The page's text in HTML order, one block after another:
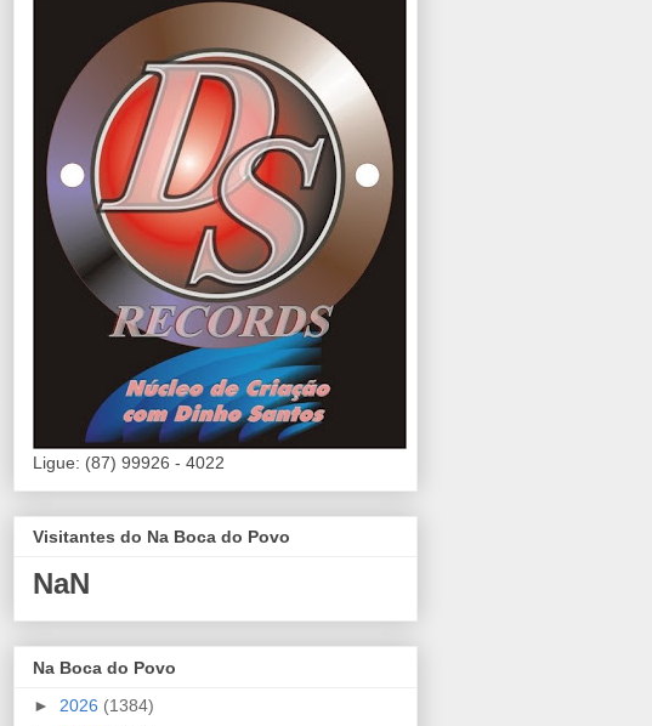
Ligue: (87) 99926 - 4022
Visitantes do Na Boca do Povo
NaN
Na Boca do Povo
► 2026 (1384)